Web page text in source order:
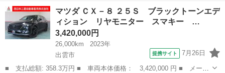
名： マツダ ■ 車種名： ＡＺワゴン ■ グレード名： ＦＸ－ス
ペシャル ＡＵＸ ＵＳＢ ■ 排気量： 660cc ■ ドア枚数： 5D
■ ミ...
広島 広島市 AZ-ワゴン
マツダ ＣＸ－８ ２５Ｓ ブラックトーンエデ
ィション リヤモニター スマキー …
3,420,000円
26,000km
2023年
出雲市
提携サイト 7月26日
■ 支払総額: 358.3万円 ■ 車両本体価格： 3,420,000 円 ■ メーカ